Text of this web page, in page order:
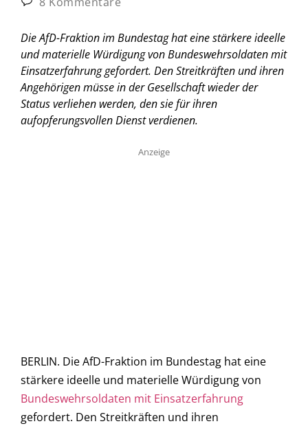
Die AfD-Fraktion im Bundestag hat eine stärkere ideelle
und materielle Würdigung von Bundeswehrsoldaten mit
Einsatzerfahrung gefordert. Den Streitkräften und ihren
Angehörigen müsse in der Gesellschaft wieder der
Status verliehen werden, den sie für ihren
aufopferungsvollen Dienst verdienen.
Anzeige
BERLIN. Die AfD-Fraktion im Bundestag hat eine
stärkere ideelle und materielle Würdigung von
Bundeswehrsoldaten mit Einsatzerfahrung
gefordert. Den Streitkräften und ihren